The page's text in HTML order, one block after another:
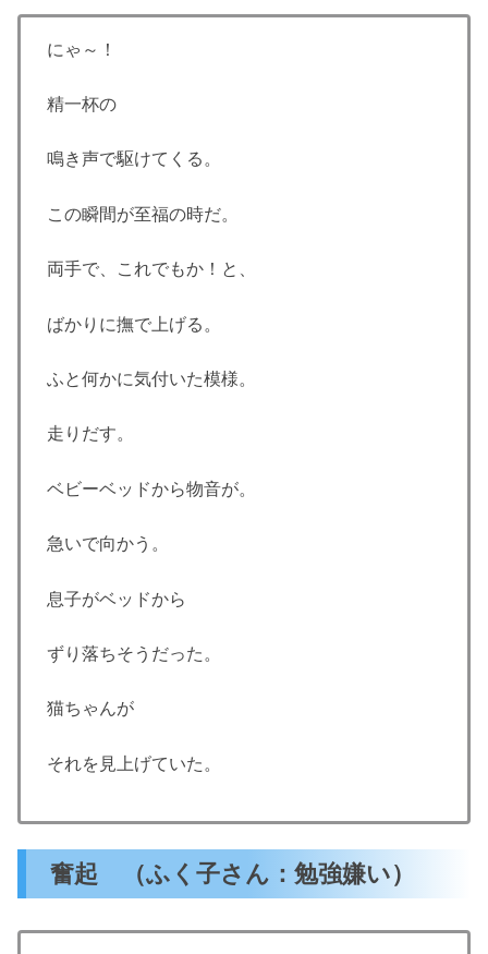
にゃ～！
精一杯の
鳴き声で駆けてくる。
この瞬間が至福の時だ。
両手で、これでもか！と、
ばかりに撫で上げる。
ふと何かに気付いた模様。
走りだす。
ベビーベッドから物音が。
急いで向かう。
息子がベッドから
ずり落ちそうだった。
猫ちゃんが
それを見上げていた。
奮起 （ふく子さん：勉強嫌い）